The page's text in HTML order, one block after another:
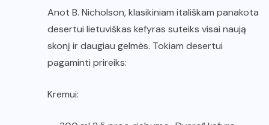
Anot B. Nicholson, klasikiniam itališkam panakota
desertui lietuviškas kefyras suteiks visai naują
skonį ir daugiau gelmės. Tokiam desertui
pagaminti prireiks:
Kremui: